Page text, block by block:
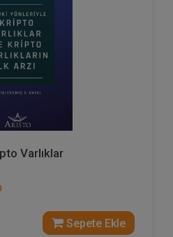
Varlıklar
Sepete Ekle